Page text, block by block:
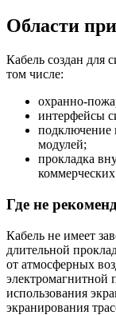
Области
Кабель создан для
том числе:
охранно-
интерфейсы
подключение
модулей;
прокладка
Где не
Кабель не имеет
длительной
от атмосферных
электромагнитной
использования
экранирования